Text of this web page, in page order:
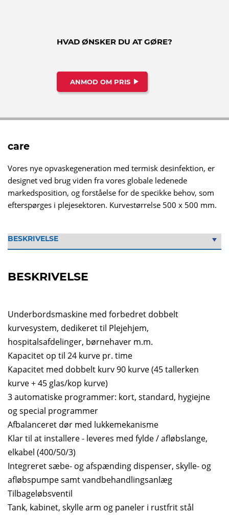
HVAD ØNSKER DU AT GØRE?
ANMOD OM PRIS
care
Vores nye opvaskegeneration med termisk desinfektion, er
designet ved brug viden fra vores globale ledenede
markedsposition, og forståelse for de specikke behov, som
efterspørges i plejesektoren. Kurvestørrelse 500 x 500 mm.
BESKRIVELSE
Underbordsmaskine med forbedret dobbelt
kurvesystem, dedikeret til Plejehjem,
hospitalsafdelinger, børnehaver m.m.
Kapacitet op til 24 kurve pr. time
Kapacitet med dobbelt kurv 90 kurve (45 tallerken
kurve + 45 glas/kop kurve)
3 automatiske programmer: kort, standard, hygiejne
og special programmer
Afbalanceret dør med lukkemekanisme
Klar til at installere - leveres med fylde / afløbslange,
elkabel (400/50/3)
Integreret sæbe- og afspænding dispenser, skylle- og
afløbspumpe samt vandbehandlingsanlæg
Tilbageløbsventil
Tank, kabinet, skylle arm og paneler i rustfrit stål